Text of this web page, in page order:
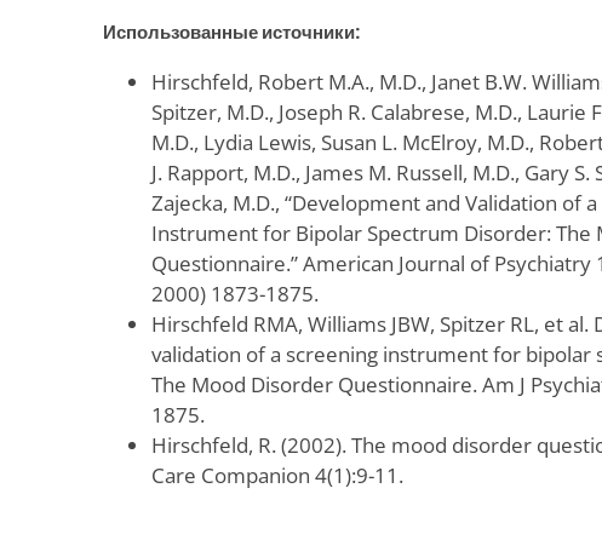
Использованные источники:
Hirschfeld, Robert M.A., M.D., Janet B.W.
Spitzer, M.D., Joseph R. Calabrese, M.D., Laurie
M.D., Lydia Lewis, Susan L. McElroy, M.D.,
J. Rapport, M.D., James M. Russell, M.D., Gary S.
Zajecka, M.D., “Development and Validation of
Instrument for Bipolar Spectrum Disorder: The
Questionnaire.” American Journal of
2000) 1873-1875.
Hirschfeld RMA, Williams JBW, Spitzer RL, et
validation of a screening instrument for bipolar
The Mood Disorder Questionnaire. Am J
1875.
Hirschfeld, R. (2002). The mood disorder
Care Companion 4(1):9-11.